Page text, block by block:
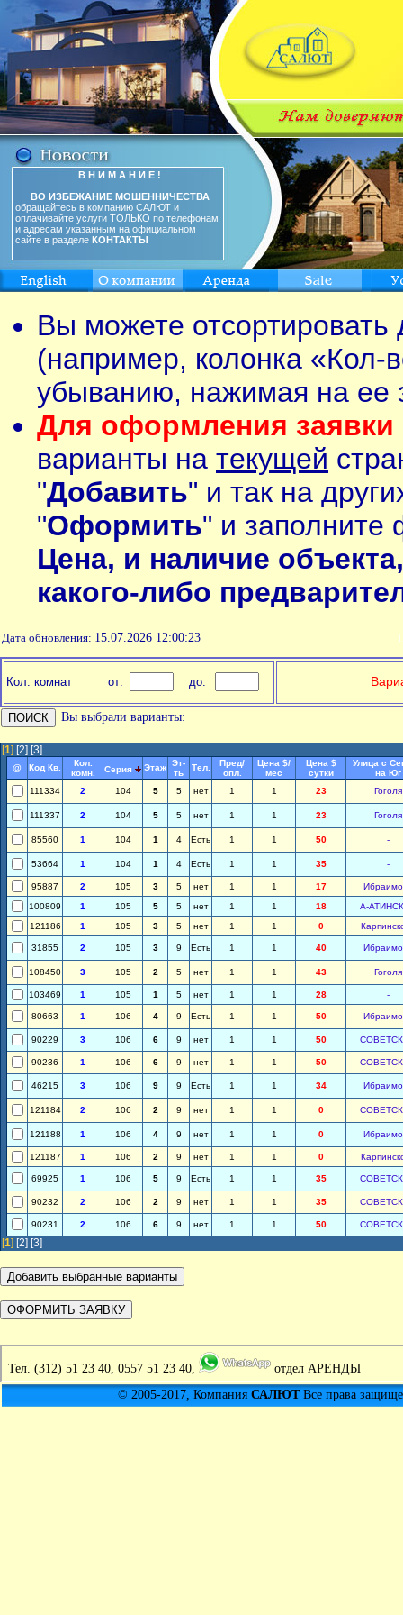
В Н И М А Н И Е !
ВО ИЗБЕЖАНИЕ МОШЕННИЧЕСТВА
обращайтесь в компанию САЛЮТ и
оплачивайте услуги ТОЛЬКО по телефонам
и адресам указанным на официальном
сайте в разделе КОНТАКТЫ
Вы можете
(например, колонка «Кол-
убыванию, нажимая на ее
Для оформления заявки
варианты на текущей
"Добавить" и так на
"Оформить" и заполните
Цена, и наличие
какого-либо
Дата обновления: 15.07.2026 12:00:23
Кол. комнат от: до:
Вы выбрали варианты:
[1] [2] [3]
@ Код Кв.
Кол.
комн.
Серия Этаж Эт-
ть
Тел.
Пред/
опл.
Цена $/
мес
Цена $
сутки
Улица с
на Юг
111334
2 104 5 5 нет 1 1 23 Гоголя
111337 2 104 5 5 нет 1 1 23 Гоголя
85560 1 104 1 4 Есть 1 1 50 -
53664 1 104 1 4 Есть 1 1 35 -
95887 2 105 3 5 нет 1 1 17
100809
1 105 5 5 нет 1 1 18
А-
121186
1 105 3 5 нет 1 1 0
31855 2 105 3 9 Есть 1 1 40
108450 3 105 2 5 нет 1 1 43 Гоголя
103469 1 105 1 5 нет 1 1 28 -
80663 1 106 4 9 Есть 1 1 50
90229 3 106 6 9 нет 1 1 50
90236 1 106 6 9 нет 1 1 50
46215 3 106 9 9 Есть 1 1 34
121184 2 106 2 9 нет 1 1 0
121188 1 106 4 9 нет 1 1 0
121187 1 106 2 9 нет 1 1 0
69925 1 106 5 9 Есть 1 1 35
90232 2 106 2 9 нет 1 1 35
90231 2 106 6 9 нет 1 1 50
[1] [2] [3]
Тел. (312) 51 23 40, 0557 51 23 40,
отдел АРЕНДЫ
© 2005-2017, Компания САЛЮТВсе права